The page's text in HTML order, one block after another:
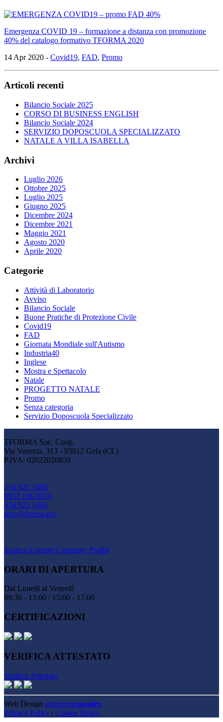
Emergenza COVID 19 – formazione a distanza con promozione
40% del catalogo formativo TFORMA 2020
14 Apr 2020 - Covid19, FAD, Promo
Articoli recenti
Bilancio Sociale 2025
CORSO DI BUSINESS ENGLISH
Bilancio Sociale 2024
SERVIZIO DOPOSCUOLA SPECIALIZZATO
NATALE A VILLA ISABELLA
Archivi
Luglio 2026
Ottobre 2025
Luglio 2025
Giugno 2025
Dicembre 2024
Dicembre 2021
Maggio 2021
Agosto 2020
Aprile 2020
Categorie
Attività di Laboratorio
Avviso
Bilancio Sociale
Buone Pratiche di Protezione Civile
Covid19
FAD
Giornata Mondiale sull'Autismo
Industria40
Inglese
Mostra e Spettacolo
Natale
PROGETTO NATALE
Promo
Senza categoria
Servizio Doposcuola Specializzato
TFORMA Soc. Coop.
Via Venezia, 313 - 93012 Gela (CL)
P.IVA: 02022020859
334 925 3484
0933 196 0016
334 925 3484
info@tforma.pro
Scarica il nostro Company Profile
ORARI DI APERTURA
Dal Lunedì al Venerdì
09:30 - 13:00 / 15:00 - 17:00
CERTIFICAZIONI
VERIFICA ATTESTATO
Verifica Attestato
Web Design soluzionicquadro
Privacy Policy | Cookie Policy